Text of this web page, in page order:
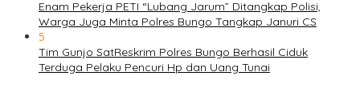
Enam Pekerja PETI “Lubang Jarum” Ditangkap Polisi,
Warga Juga Minta Polres Bungo Tangkap Januri CS
5
Tim Gunjo SatReskrim Polres Bungo Berhasil Ciduk
Terduga Pelaku Pencuri Hp dan Uang Tunai